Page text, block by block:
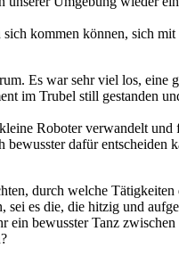
kommen können, sich
Es war sehr viel los,
im Trubel still gestanden
Roboter verwandelt und
dafür
durch welche
es die, die hitzig und
bewusster Tanz